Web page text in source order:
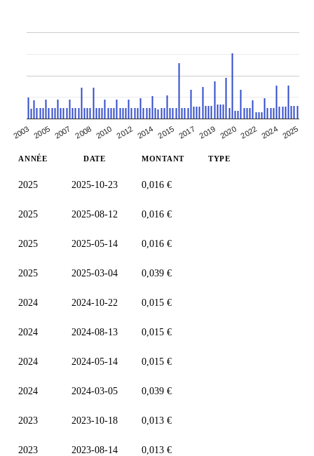
2003 2005 2007 2008 2010 2012 2014 2015 2017 2019 2020 2022 2024 2025
ANNÉE DATE MONTANT TYPE
2025 2025-10-23 0,016 €
2025 2025-08-12 0,016 €
2025 2025-05-14 0,016 €
2025 2025-03-04 0,039 €
2024 2024-10-22 0,015 €
2024 2024-08-13 0,015 €
2024 2024-05-14 0,015 €
2024 2024-03-05 0,039 €
2023 2023-10-18 0,013 €
2023 2023-08-14 0,013 €